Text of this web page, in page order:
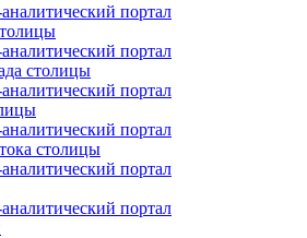
портал
портал
столицы
портал
портал
столицы
портал
портал